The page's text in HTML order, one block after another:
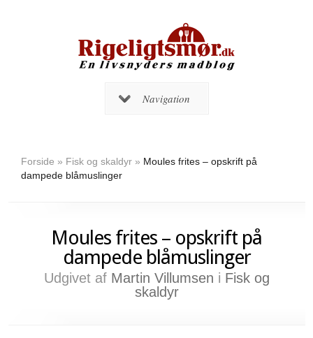
Navigation
Forside » Fisk og skaldyr » Moules frites – opskrift på
dampede blåmuslinger
Moules frites – opskrift på
dampede blåmuslinger
Udgivet af Martin Villumsen i Fisk og
skaldyr